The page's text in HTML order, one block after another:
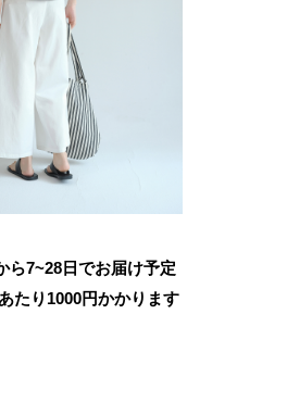
ら7~28日でお届け予定
たり 1000円かかります